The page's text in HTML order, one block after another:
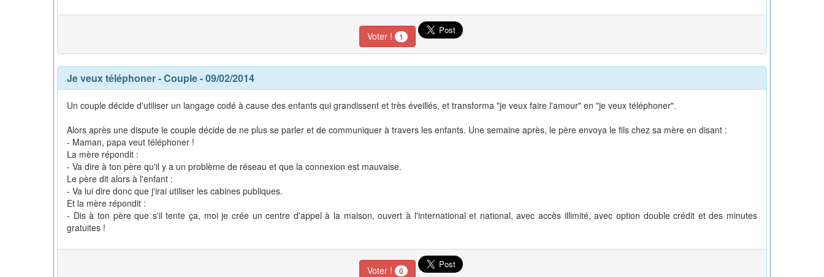
Voter ! 1
Je veux téléphoner-Couple- 09/02/2014
Un couple décide d'utiliser un langage codé à cause des enfants qui grandissent et très éveillés, et transforma "je veux faire l'amour" en "je veux téléphoner".
Alors après une dispute le couple décide de ne plus se parler et de communiquer à travers les enfants. Une semaine après, le père envoya le fils chez sa mère en disant :
- Maman, papa veut téléphoner !
La mère répondit :
- Va dire à ton père qu'il y a un problème de réseau et que la connexion est mauvaise.
Le père dit alors à l'enfant :
- Va lui dire donc que j'irai utiliser les cabines publiques.
Et la mère répondit :
- Dis à ton père que s'il tente ça, moi je crée un centre d'appel à la maison, ouvert à l'international et national, avec accès illimité, avec option double crédit et des minutes
gratuites !
Voter ! 0